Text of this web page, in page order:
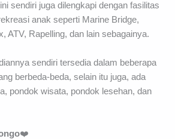
sendiri juga dilengkapi dengan fasilitas
anak seperti Marine Bridge,
ATV, Rapelling, dan lain sebagainya.
sendiri tersedia dalam beberapa
berbeda-beda, selain itu juga, ada
pondok wisata, pondok lesehan, dan
❤️